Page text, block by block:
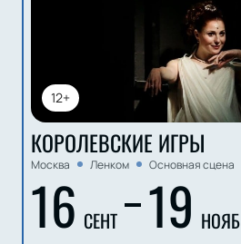
12+
КОРОЛЕВСКИЕ ИГРЫ
Москва Ленком Основная сцена
16 СЕНТ 19 НОЯБ